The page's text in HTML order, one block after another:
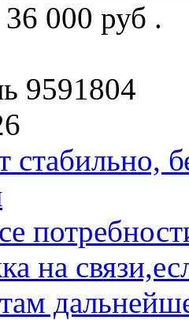
36 000 руб .
9591804
стабильно,
на